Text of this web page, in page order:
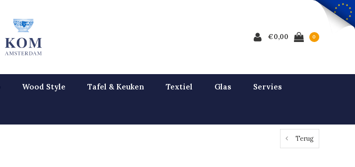
€0,00 0
Wood Style Tafel & Keuken Textiel Glas Servies
Terug